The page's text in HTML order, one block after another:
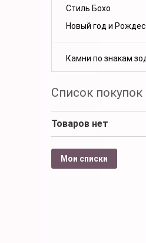
Стиль Бохо
Новый год и
Камни по знакам
Список покупок
Товаров нет
Мои списки